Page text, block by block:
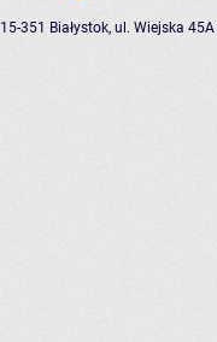
15-351 Białystok, ul. Wiejska 45A